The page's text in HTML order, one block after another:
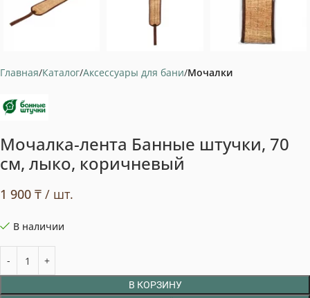
Главная Каталог Аксессуары для бани Мочалки
Мочалка-лента Банные штучки, 70
см, лыко, коричневый
1 900 ₸ / шт.
В наличии
В КОРЗИНУ